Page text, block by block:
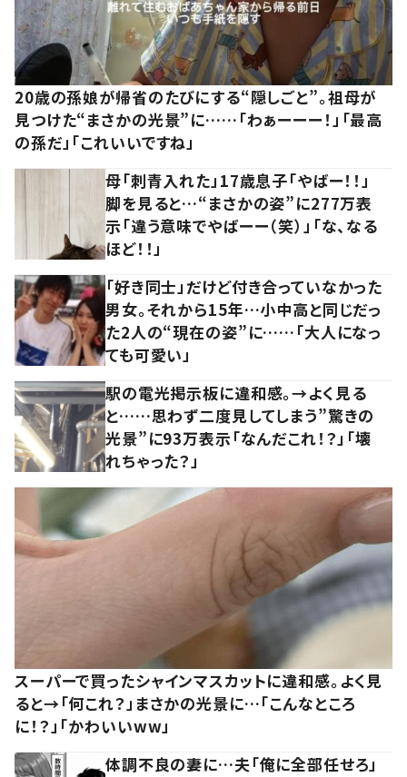
20歳の孫娘が帰省のたびにする“隠しごと”。祖母が
見つけた“まさかの光景”に……「わぁーーー！」「最高
の孫だ」「これいいですね」
母「刺青入れた」17歳息子「やばー！！」
脚を見ると…“まさかの姿”に277万表
示「違う意味でやばーー（笑）」「な、なる
ほど！！」
「好き同士」だけど付き合っていなかった
男女。それから15年…小中高と同じだっ
た2人の“現在の姿”に……「大人になっ
ても可愛い」
駅の電光掲示板に違和感。→よく見る
と……思わず二度見してしまう”驚きの
光景”に93万表示「なんだこれ！？」「壊
れちゃった？」
スーパーで買ったシャインマスカットに違和感。よく見
ると→「何これ？」まさかの光景に…「こんなところ
に！？」「かわいいww」
体調不良の妻に…夫「俺に全部任せろ」